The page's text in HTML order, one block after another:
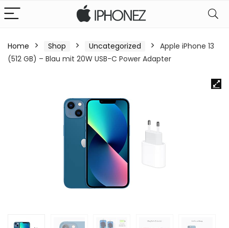
Home Shop Uncategorized
Apple iPhone 13
(512 GB) – Blau mit 20W USB-C Power Adapter